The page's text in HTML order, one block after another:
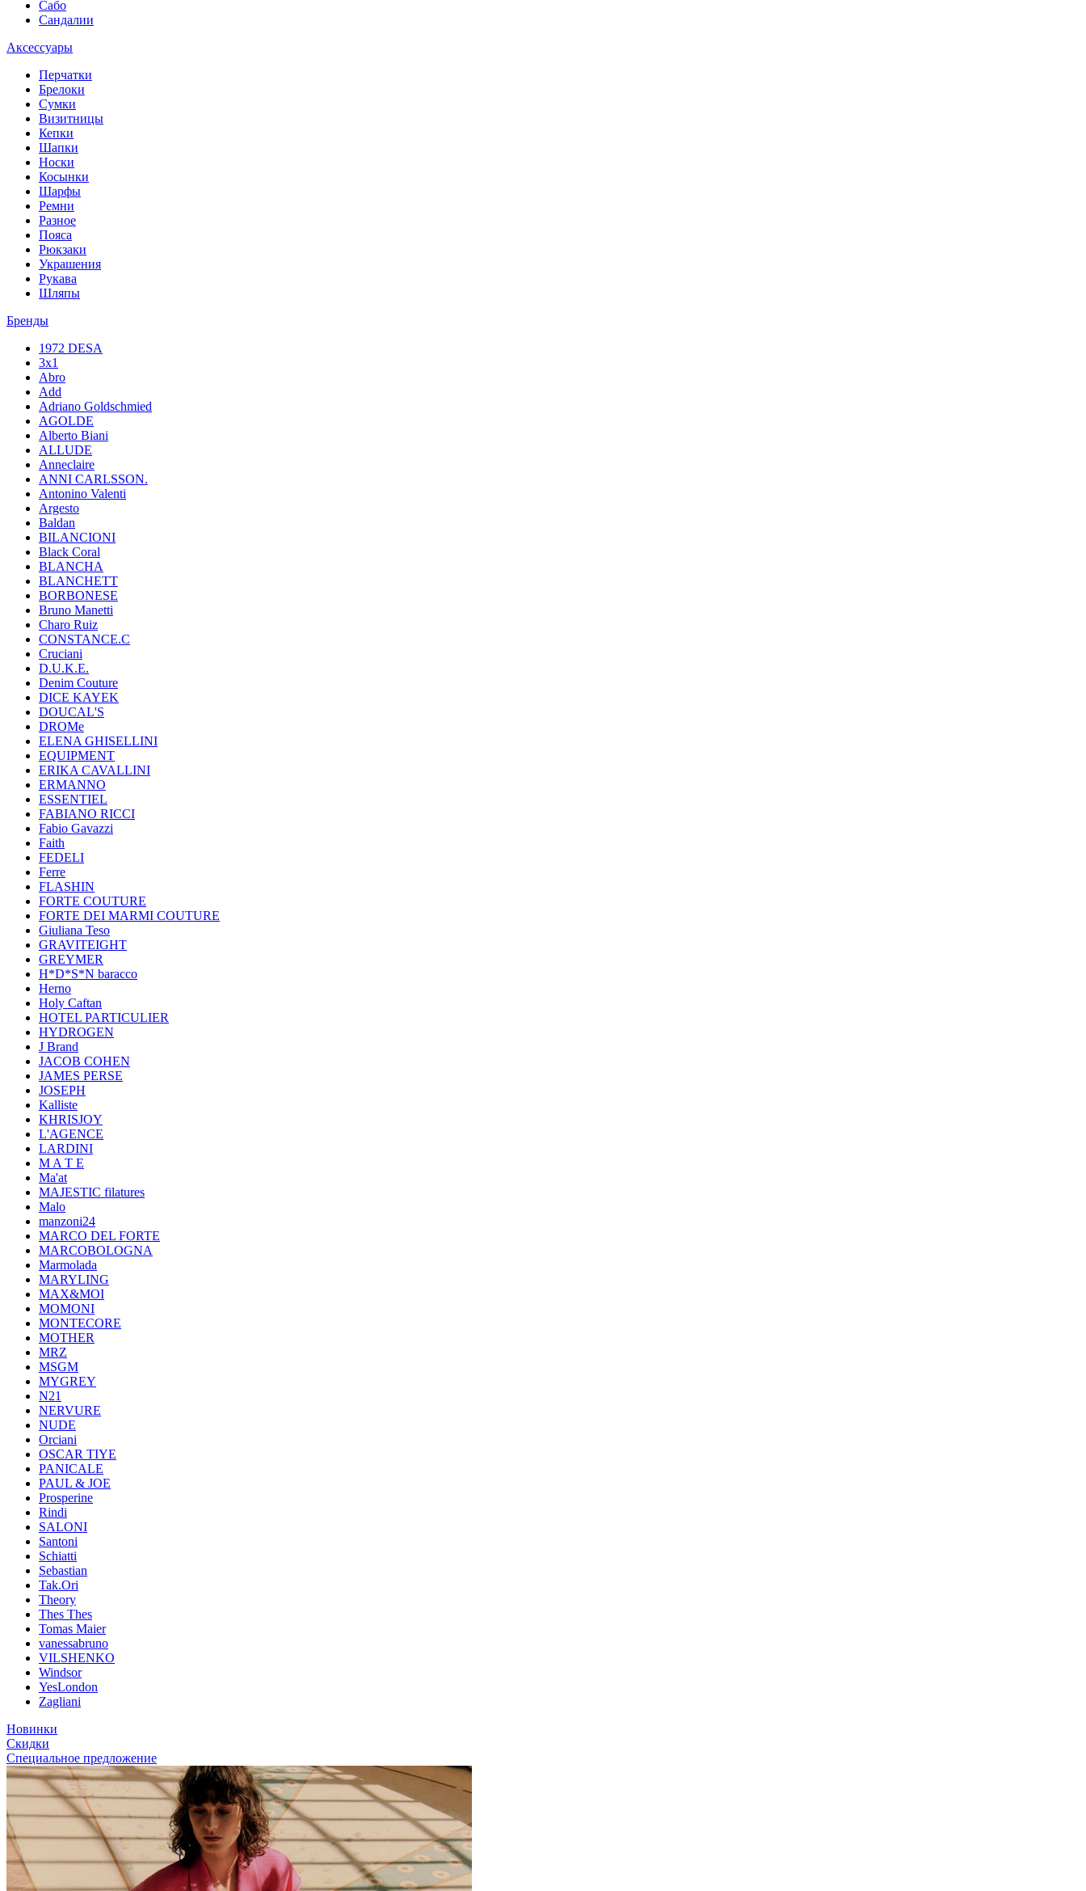
Сабо
Сандалии
Аксессуары
Перчатки
Брелоки
Сумки
Визитницы
Кепки
Шапки
Носки
Косынки
Шарфы
Ремни
Разное
Пояса
Рюкзаки
Украшения
Рукава
Шляпы
Бренды
1972 DESA
3x1
Abro
Add
Adriano Goldschmied
AGOLDE
Alberto Biani
ALLUDE
Anneclaire
ANNI CARLSSON.
Antonino Valenti
Argesto
Baldan
BILANCIONI
Black Coral
BLANCHA
BLANCHETT
BORBONESE
Bruno Manetti
Charo Ruiz
CONSTANCE.C
Cruciani
D.U.K.E.
Denim Couture
DICE KAYEK
DOUCAL'S
DROMe
ELENA GHISELLINI
EQUIPMENT
ERIKA CAVALLINI
ERMANNO
ESSENTIEL
FABIANO RICCI
Fabio Gavazzi
Faith
FEDELI
Ferre
FLASHIN
FORTE COUTURE
FORTE DEI MARMI COUTURE
Giuliana Teso
GRAVITEIGHT
GREYMER
H*D*S*N baracco
Herno
Holy Caftan
HOTEL PARTICULIER
HYDROGEN
J Brand
JACOB COHEN
JAMES PERSE
JOSEPH
Kalliste
KHRISJOY
L'AGENCE
LARDINI
M A T E
Ma'at
MAJESTIC filatures
Malo
manzoni24
MARCO DEL FORTE
MARCOBOLOGNA
Marmolada
MARYLING
MAX&MOI
MOMONI
MONTECORE
MOTHER
MRZ
MSGM
MYGREY
N21
NERVURE
NUDE
Orciani
OSCAR TIYE
PANICALE
PAUL & JOE
Prosperine
Rindi
SALONI
Santoni
Schiatti
Sebastian
Tak.Ori
Theory
Thes Thes
Tomas Maier
vanessabruno
VILSHENKO
Windsor
YesLondon
Zagliani
Новинки
Скидки
Специальное предложение